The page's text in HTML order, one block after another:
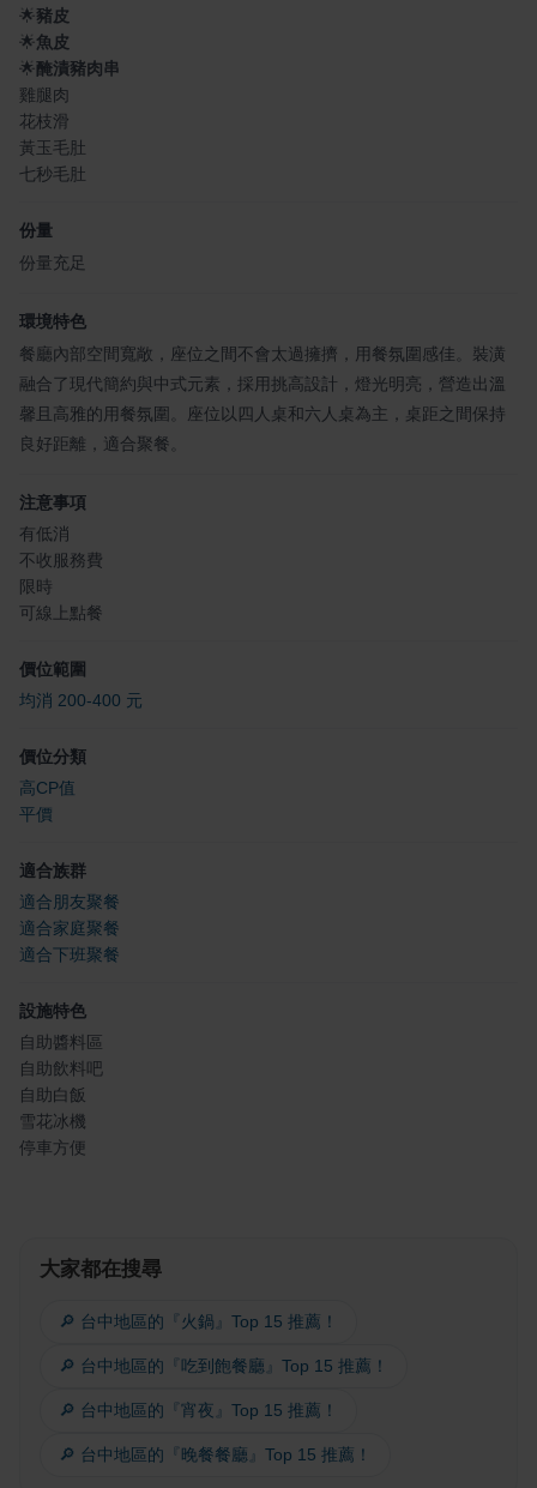
🌟豬皮
🌟魚皮
🌟醃漬豬肉串
雞腿肉
花枝滑
黃玉毛肚
七秒毛肚
份量
份量充足
環境特色
餐廳內部空間寬敞，座位之間不會太過擁擠，用餐氛圍感佳。裝潢
融合了現代簡約與中式元素，採用挑高設計，燈光明亮，營造出溫
馨且高雅的用餐氛圍。座位以四人桌和六人桌為主，桌距之間保持
良好距離，適合聚餐。
注意事項
有低消
不收服務費
限時
可線上點餐
價位範圍
均消 200-400 元
價位分類
高CP值
平價
適合族群
適合朋友聚餐
適合家庭聚餐
適合下班聚餐
設施特色
自助醬料區
自助飲料吧
自助白飯
雪花冰機
停車方便
大家都在搜尋
🔎 台中地區的『火鍋』Top 15 推薦！
🔎 台中地區的『吃到飽餐廳』Top 15 推薦！
🔎 台中地區的『宵夜』Top 15 推薦！
🔎 台中地區的『晚餐餐廳』Top 15 推薦！